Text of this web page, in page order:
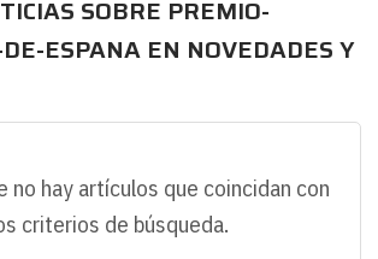
SOBRE PREMIO-
ESPANA EN NOVEDADES Y
no hay artículos que coincidan con
criterios de búsqueda.